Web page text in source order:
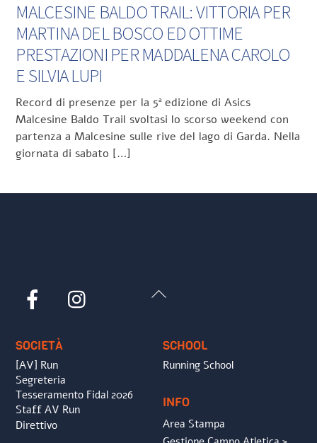
MALCESINE BALDO TRAIL: VITTORIA PER
MARTINA DEL BOSCO ED OTTIME
PRESTAZIONI PER MADDALENA CAROLO
E SILVIA LUPI
Record di presenze per la 5ª edizione di Asics
Malcesine Baldo Trail svoltasi lo scorso weekend con
partenza a Malcesine sulle rive del lago di Garda. Nella
giornata di sabato […]
Back
Facebook
SOCIETÀ
[AV] Run
Segreteria
Tesseramento Fidal 2026
Staff AV Run
Direttivo
SCHOOL
Running School
INFO
Area Stampa